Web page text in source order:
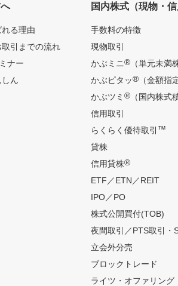
る理由
引までの流れ
ナー
ん
国内株式（現物・信
手数料の特徴
現物取引
かぶミニ®（単元未満
かぶピタッ®（金額指
かぶツミ ®（国内株式
信用取引
らくらく優待取引 ™
貸株
信用貸株®
ETF／ETN／REIT
IPO／PO
株式公開買付(TOB)
夜間取引／PTS取引・
立会外分売
ブロックトレード
ライツ・オファリング